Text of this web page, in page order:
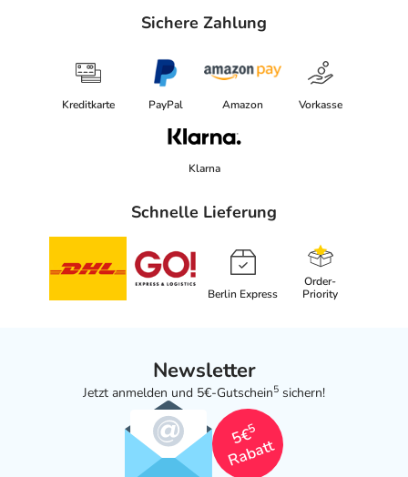
Sichere Zahlung
Kreditkarte PayPal Amazon Vorkasse
Klarna
Schnelle Lieferung
Berlin Express
Order-
Priority
Newsletter
Jetzt anmelden und 5€-Gutschein5 sichern!
5€
5
Rabatt